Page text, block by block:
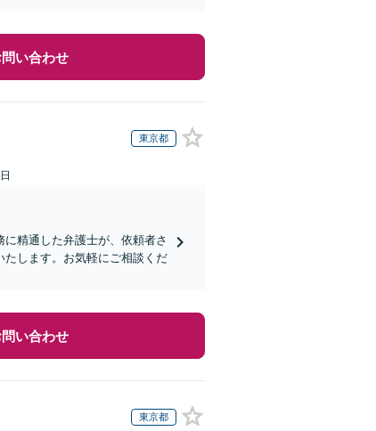
い合わせ
東京都
精通した弁護士が、依頼者さ
します。お気軽にご相談くだ
い合わせ
東京都